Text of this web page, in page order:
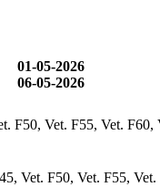
01-05-2026
06-05-2026
F50, Vet. F55, Vet.
Vet. F50, Vet. F55,